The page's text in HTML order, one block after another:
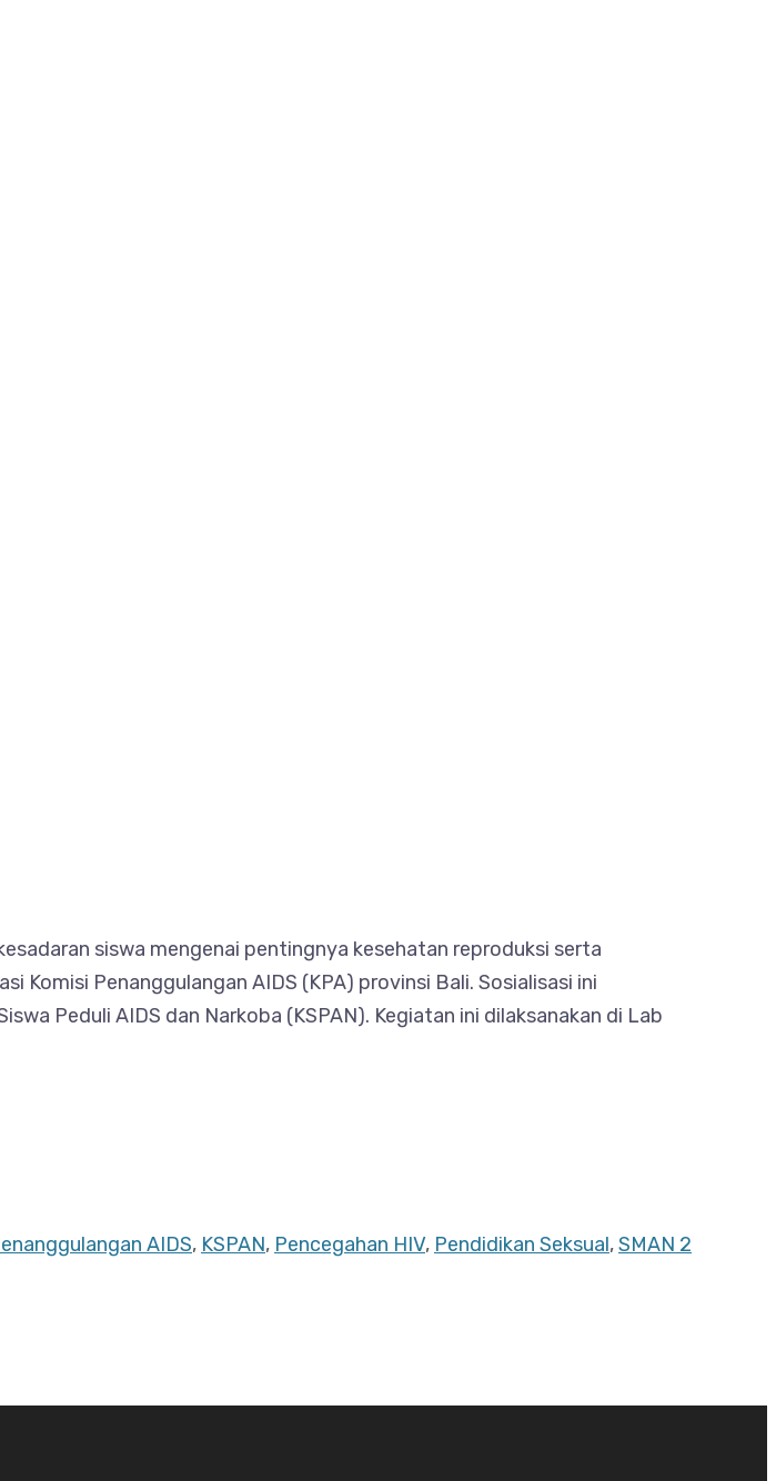
siswa mengenai pentingnya kesehatan reproduksi serta
Komisi Penanggulangan AIDS (KPA) provinsi Bali. Sosialisasi ini
Peduli AIDS dan Narkoba (KSPAN). Kegiatan ini dilaksanakan di Lab
AIDS, KSPAN, Pencegahan HIV, Pendidikan Seksual,SMAN 2